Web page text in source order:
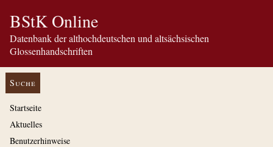
BStK Online
Datenbank der althochdeutschen und altsächsischen
Glossenhandschriften
Suche
Startseite
Aktuelles
Benutzerhinweise